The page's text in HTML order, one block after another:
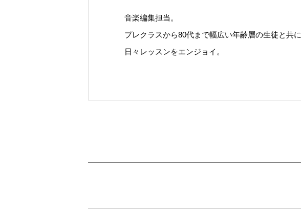
音楽編集担当。
プレクラスから80代まで幅広い年齢層の生徒と共に
日々レッスンをエンジョイ。